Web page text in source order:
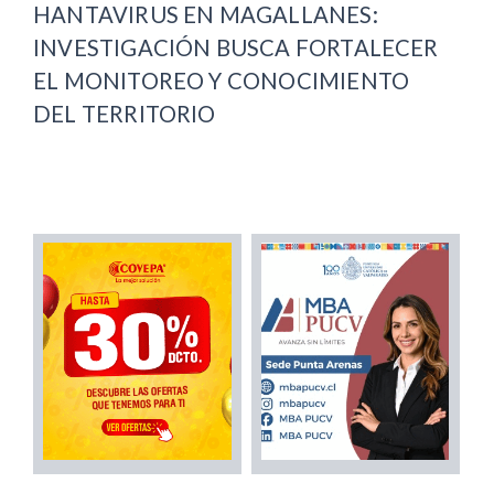
HANTAVIRUS EN MAGALLANES:
INVESTIGACIÓN BUSCA FORTALECER
EL MONITOREO Y CONOCIMIENTO
DEL TERRITORIO